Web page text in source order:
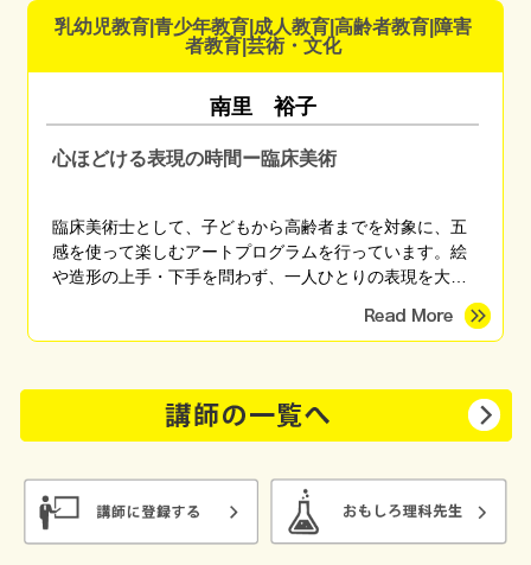
ています。 「これなら楽しく備えられそう」 「備えてる
方だと思ったけど盲点に気づくことができた」 「やっと
乳幼児教育|青少年教育|成人教育|高齢者教育|障害
者教育|芸術・文化
南里 裕子
心ほどける表現の時間ー臨床美術
臨床美術士として、子どもから高齢者までを対象に、五
感を使って楽しむアートプログラムを行っています。絵
や造形の上手・下手を問わず、一人ひとりの表現を大切
チーフやさまざまな画材を用い、親子講座、高齢者施